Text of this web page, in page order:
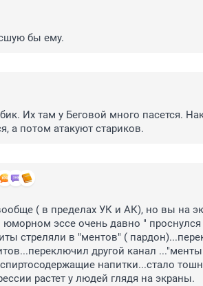
бы ему.
Их там у Беговой много пасется.
а потом атакуют стариков.
( в пределах УК и АК), но вы на
эссе очень давно "
стреляли в "ментов" (
другой канал
напитки...стало
растет у людей глядя на экраны.